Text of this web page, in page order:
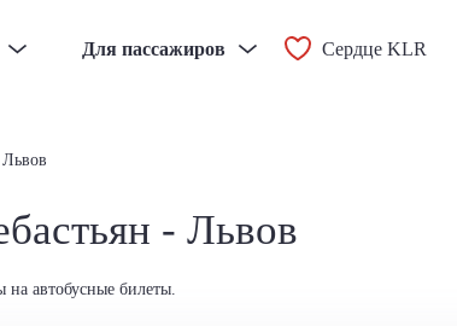
Для пассажиров Сердце KLR
- Львов
на автобусные билеты.